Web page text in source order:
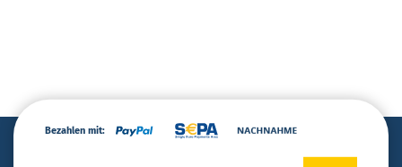
Bezahlen mit: